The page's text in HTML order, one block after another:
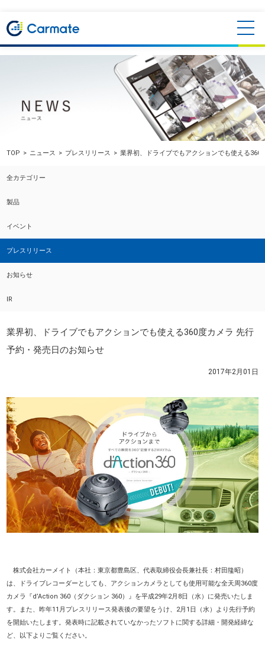
TOP ニュース プレスリリース 業界初、ドライブでもアクションでも使える360
全カテゴリー
製品
イベント
プレスリリース
お知らせ
IR
業界初、ドライブでもアクションでも使える360度カメラ 先行
予約・発売日のお知らせ
2017年2月01日
株式会社カーメイト（本社：東京都豊島区、代表取締役会長兼社長：村田隆昭）
は、ドライブレコーダーとしても、アクションカメラとしても使用可能な全天周360度
カメラ『d’Action 360（ダクション 360）』を平成29年2月8日（水）に発売いたしま
す。また、昨年11月プレスリリース発表後の要望をうけ、2月1日（水）より先行予約
を開始いたします。発表時に記載されていなかったソフトに関する詳細・開発経緯な
ど、以下よりご覧ください。